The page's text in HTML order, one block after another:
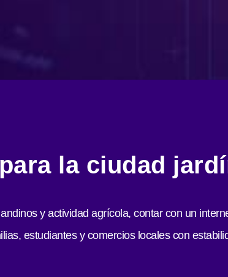
la ciudad
y actividad agrícola, contar con un
estudiantes y comercios locales con